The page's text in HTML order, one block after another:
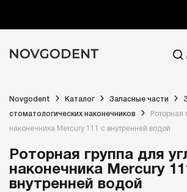
Novgodent Каталог Запасные части
стоматологических наконечников Роторная
наконечника Mercury 111 с внутренней водой
Роторная группа для
наконечника Mercury
внутренней водой